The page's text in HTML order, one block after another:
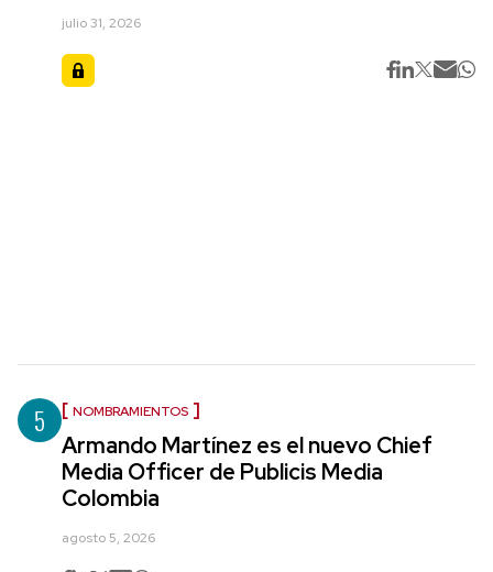
julio 31, 2026
5 NOMBRAMIENTOS
Armando Martínez es el nuevo Chief
Media Officer de Publicis Media
Colombia
agosto 5, 2026